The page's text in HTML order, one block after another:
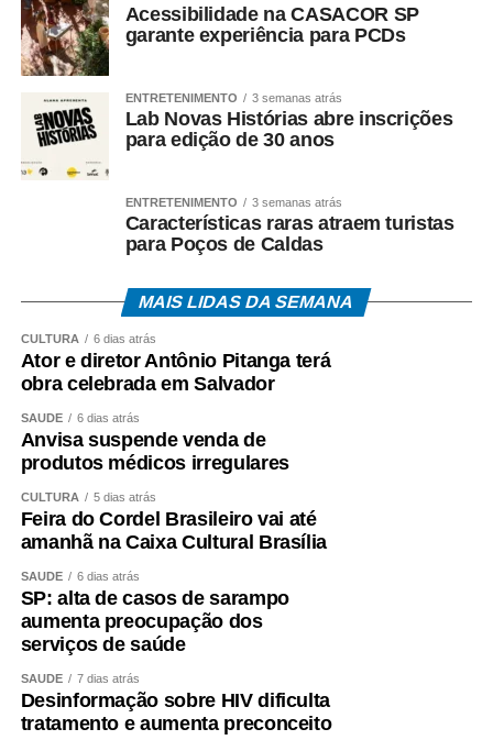
Acessibilidade na CASACOR SP
garante experiência para PCDs
ENTRETENIMENTO 3 semanas atrás
Lab Novas Histórias abre inscrições
para edição de 30 anos
ENTRETENIMENTO 3 semanas atrás
Características raras atraem turistas
para Poços de Caldas
MAIS LIDAS DA SEMANA
CULTURA 6 dias atrás
Ator e diretor Antônio Pitanga terá
obra celebrada em Salvador
SAÚDE 6 dias atrás
Anvisa suspende venda de
produtos médicos irregulares
CULTURA 5 dias atrás
Feira do Cordel Brasileiro vai até
amanhã na Caixa Cultural Brasília
SAÚDE 6 dias atrás
SP: alta de casos de sarampo
aumenta preocupação dos
serviços de saúde
SAÚDE 7 dias atrás
Desinformação sobre HIV dificulta
tratamento e aumenta preconceito